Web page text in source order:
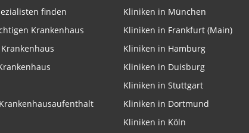
finden
Krankenhaus
Kliniken in München
Kliniken in Frankfurt (Main)
Kliniken in Hamburg
Kliniken in Duisburg
Kliniken in Stuttgart
Kliniken in Dortmund
Kliniken in Köln